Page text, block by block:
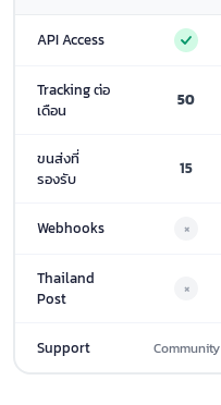
API Access
Tracking ต่อ
เดือน
50
ขนส่งที่
รองรับ
15
Webhooks ×
Thailand
Post
×
Support Community